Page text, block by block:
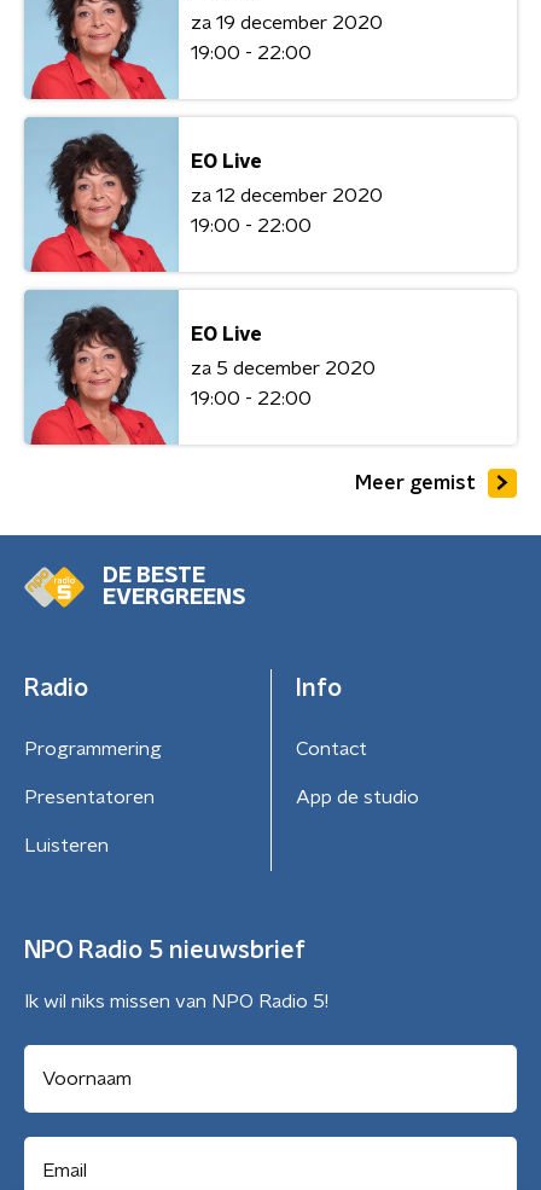
za 19 december 2020
19:00 - 22:00
EO Live
za 12 december 2020
19:00 - 22:00
EO Live
za 5 december 2020
19:00 - 22:00
Meer gemist
DE BESTE
EVERGREENS
Radio
Programmering
Presentatoren
Luisteren
Info
Contact
App de studio
NPO Radio 5 nieuwsbrief
Ik wil niks missen van NPO Radio 5!